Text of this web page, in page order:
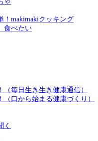
！makimakiクッキング
食べたい
毎日生き生き健康通信）
口から始まる健康づくり）
く